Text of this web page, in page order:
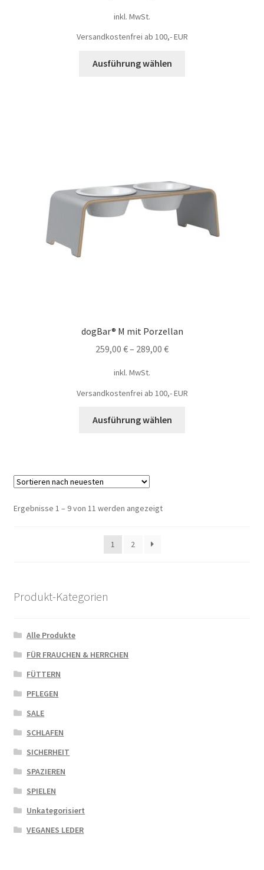
inkl. MwSt.
Versandkostenfrei ab 100,- EUR
Ausführung wählen
dogBar® M mit Porzellan
259,00 €– 289,00 €
inkl. MwSt.
Versandkostenfrei ab 100,- EUR
Ausführung wählen
Ergebnisse 1 – 9 von 11 werden angezeigt
1 2
Produkt-Kategorien
Alle Produkte
FÜR FRAUCHEN & HERRCHEN
FÜTTERN
PFLEGEN
SALE
SCHLAFEN
SICHERHEIT
SPAZIEREN
SPIELEN
Unkategorisiert
VEGANES LEDER